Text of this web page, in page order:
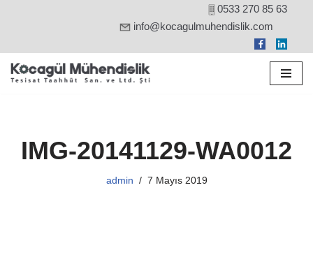
0533 270 85 63
info@kocagulmuhendislik.com
IMG-20141129-WA0012
admin 7 Mayıs 2019